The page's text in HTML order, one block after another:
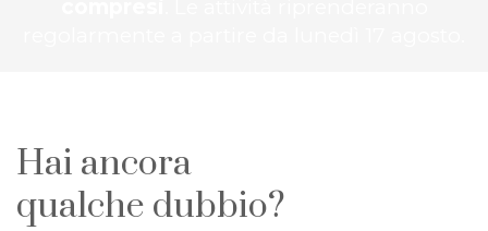
Hai ancora
qualche dubbio?